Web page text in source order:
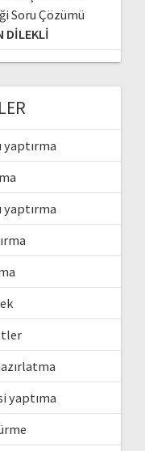
Soru Çözümü
DİLEKLİ
yaptırma
yaptırma
yaptıma